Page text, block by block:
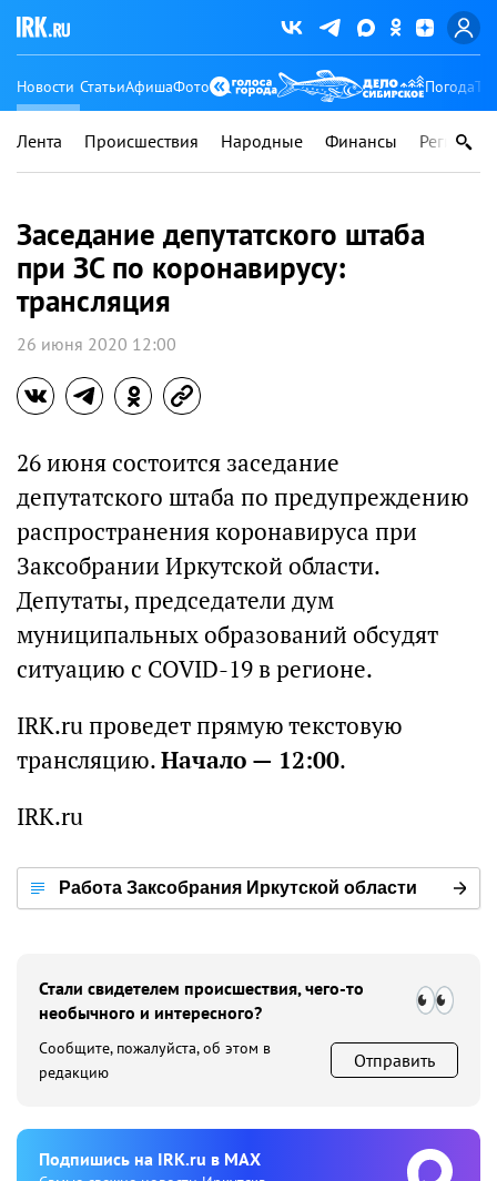
Новости СтатьиАфишаФото Погода
Лента Происшествия Народные Финансы Регионы
Заседание депутатского штаба
при ЗС по коронавирусу:
трансляция
26 июня 2020 12:00
26 июня состоится заседание
депутатского штаба по предупреждению
распространения коронавируса при
Заксобрании Иркутской области.
Депутаты, председатели дум
муниципальных образований обсудят
ситуацию с COVID-19 в регионе.
IRK.ru проведет прямую текстовую
трансляцию.Начало — 12:00.
IRK.ru
Работа Заксобрания Иркутской области
Стали свидетелем происшествия, чего-то
необычного и интересного?
Сообщите, пожалуйста, об этом в
редакцию
Отправить
Подпишиcь на IRK.ru в MAX